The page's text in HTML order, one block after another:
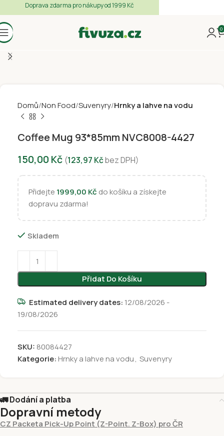
0
Domů Non Food Suvenyry Hrnky a lahve na vodu
Coffee Mug 93*85mm NVC8008-4427
150,00 Kč (123,97 Kčbez DPH)
Přidejte 1999,00 Kč do košíku a získejte
dopravu zdarma!
Skladem
Přidat Do Košíku
Estimated delivery dates: 12/08/2026 -
19/08/2026
SKU: 80084427
Kategorie:Hrnky a lahve na vodu, Suvenyry
🚛 Dodání a platba
Dopravní metody
CZ Packeta Pick-Up Point (Z-Point. Z-Box) pro ČR
Doprava zdarma pro nákupy od 1999 Kč